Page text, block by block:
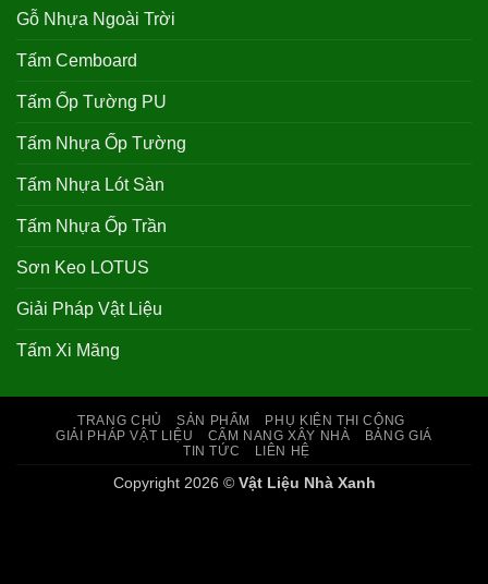
Gỗ Nhựa Ngoài Trời
Tấm Cemboard
Tấm Ốp Tường PU
Tấm Nhựa Ốp Tường
Tấm Nhựa Lót Sàn
Tấm Nhựa Ốp Trần
Sơn Keo LOTUS
Giải Pháp Vật Liệu
Tấm Xi Măng
TRANG CHỦ SẢN PHẨM
PHỤ KIỆN THI CÔNG
GIẢI PHÁP VẬT LIỆU
CẨM NANG XÂY NHÀ
BẢNG GIÁ
TIN TỨC
LIÊN HỆ
Copyright 2026 © Vật Liệu Nhà Xanh